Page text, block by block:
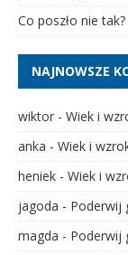
Co poszło nie tak?
NAJNOWSZE
wiktor - Wiek i
anka - Wiek i
heniek - Wiek i
jagoda - Poderwij
magda - Poderwij